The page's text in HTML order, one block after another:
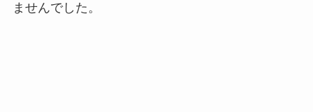
ませんでした。